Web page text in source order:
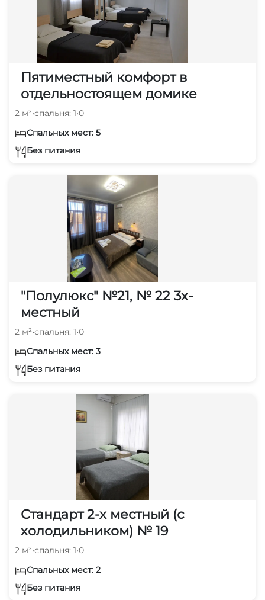
Пятиместный комфорт в
отдельностоящем домике
2 м²•спальня: 1•0
Спальных мест: 5
Без питания
"Полулюкс" №21, № 22 3х-
местный
2 м²•спальня: 1•0
Спальных мест: 3
Без питания
Стандарт 2-х местный (с
холодильником) № 19
2 м²•спальня: 1•0
Спальных мест: 2
Без питания